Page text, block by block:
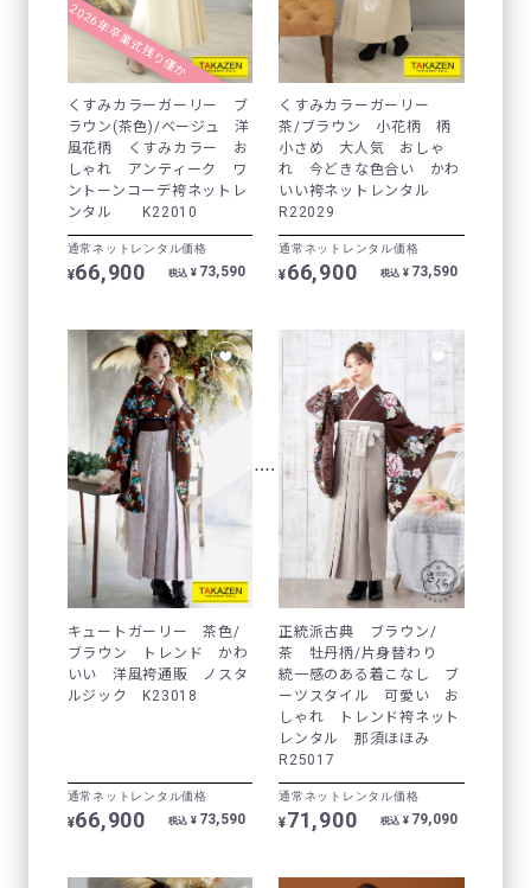
2026年卒業式残り僅か
くすみカラーガーリー ブ
ラウン(茶色)/ベージュ 洋
風花柄 くすみカラー お
しゃれ アンティーク ワ
ントーンコーデ袴ネットレ
ンタル K22010
通常ネットレンタル価格
¥66,900 税込 ¥ 73,590
くすみカラーガーリー
茶/ブラウン 小花柄 柄
小さめ 大人気 おしゃ
れ 今どきな色合い かわ
いい袴ネットレンタル
R22029
通常ネットレンタル価格
¥66,900 税込 ¥ 73,590
キュートガーリー 茶色/
ブラウン トレンド かわ
いい 洋風袴通販 ノスタ
ルジック K23018
通常ネットレンタル価格
¥66,900 税込 ¥ 73,590
正統派古典 ブラウン/
茶 牡丹柄/片身替わり
統一感のある着こなし ブ
ーツスタイル 可愛い お
しゃれ トレンド袴ネット
レンタル 那須ほほみ
R25017
通常ネットレンタル価格
¥71,900 税込 ¥ 79,090